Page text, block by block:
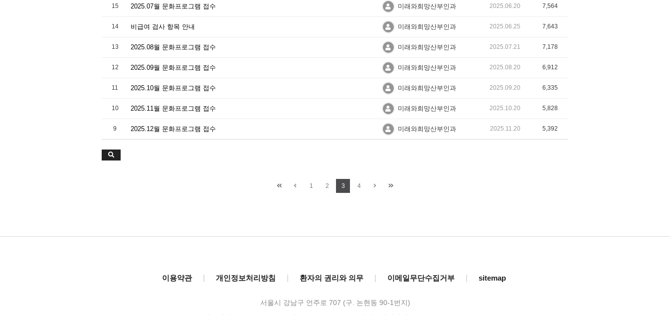
15 2025.07월 문화프로그램 접수 미래와희망산부인과 2025.06.20 7,564
14 비급여 검사 항목 안내 미래와희망산부인과 2025.06.25 7,643
13 2025.08월 문화프로그램 접수 미래와희망산부인과 2025.07.21 7,178
12 2025.09월 문화프로그램 접수 미래와희망산부인과 2025.08.20 6,912
11 2025.10월 문화프로그램 접수 미래와희망산부인과 2025.09.20 6,335
10 2025.11월 문화프로그램 접수 미래와희망산부인과 2025.10.20 5,828
9 2025.12월 문화프로그램 접수 미래와희망산부인과 2025.11.20 5,392
1 2 3 4
이용약관 개인정보처리방침 환자의 권리와 의무 이메일무단수집거부 sitemap
서울시 강남구 언주로 707 (구. 논현동 90-1번지)